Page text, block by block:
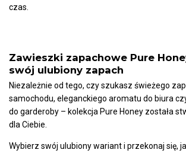
czas.
Zawieszki zapachowe Pure
swój ulubiony zapach
Niezależnie od tego, czy szukasz świeżego
samochodu, eleganckiego aromatu do biura
do garderoby – kolekcja Pure Honey została
dla Ciebie.
Wybierz swój ulubiony wariant i przekonaj się,